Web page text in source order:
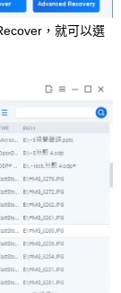
，就可以選